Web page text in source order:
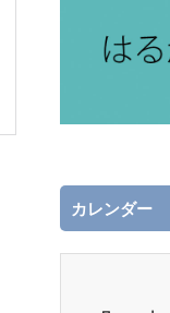
カレンダー